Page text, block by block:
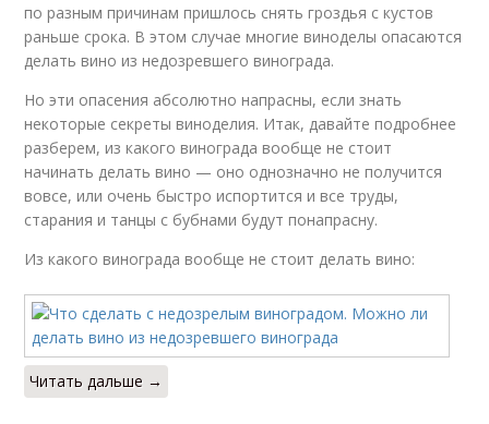
по разным причинам пришлось снять гроздья с кустов
раньше срока. В этом случае многие виноделы опасаются
делать вино из недозревшего винограда.
Но эти опасения абсолютно напрасны, если знать
некоторые секреты виноделия. Итак, давайте подробнее
разберем, из какого винограда вообще не стоит
начинать делать вино — оно однозначно не получится
вовсе, или очень быстро испортится и все труды,
старания и танцы с бубнами будут понапрасну.
Из какого винограда вообще не стоит делать вино:
Читать дальше →